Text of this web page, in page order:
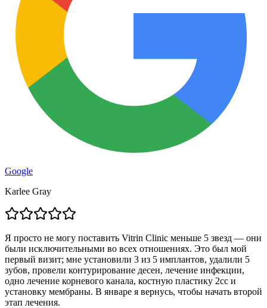
Google
Karlee Gray
Я просто не могу поставить Vitrin Clinic меньше 5 звезд — они
были исключительными во всех отношениях. Это был мой
первый визит; мне установили 3 из 5 имплантов, удалили 5
зубов, провели контурирование десен, лечение инфекции,
одно лечение корневого канала, костную пластику 2cc и
установку мембраны. В январе я вернусь, чтобы начать второй
этап лечения.